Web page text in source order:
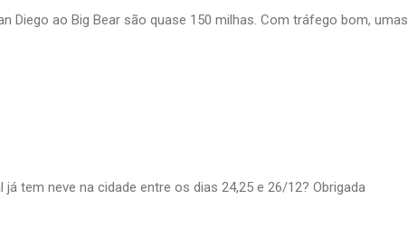
Diego ao Big Bear são quase 150 milhas. Com tráfego bom, umas
tem neve na cidade entre os dias 24,25 e 26/12? Obrigada